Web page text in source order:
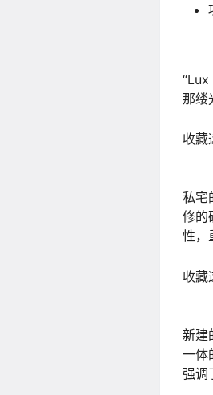
那缕
收藏
私宅
修的
性，
收藏
新建
一体
强调